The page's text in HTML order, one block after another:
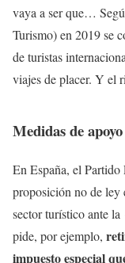
vaya a ser que…
Turismo) en 2019 se
de turistas
viajes de placer. Y el
Medidas de
En España, el Partido
proposición no de ley
sector turístico ante
pide, por ejemplo,
impuesto especial